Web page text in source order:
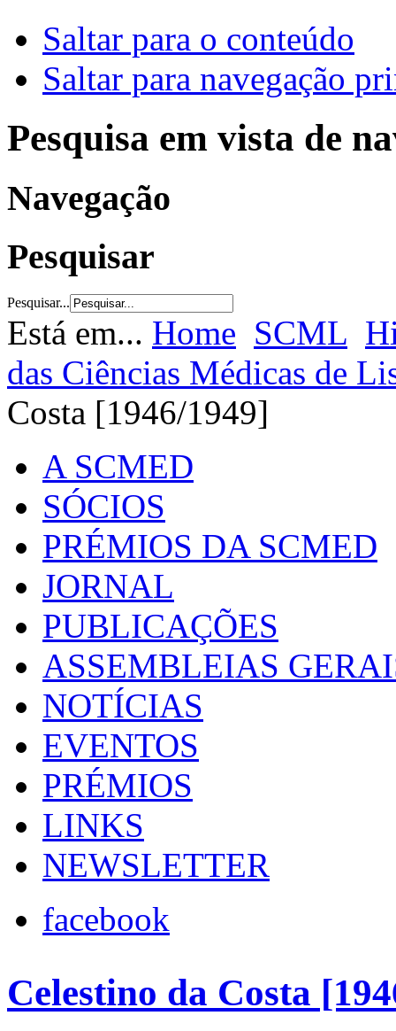
Saltar para o conteúdo
Saltar para navegação
Pesquisa em vista de
Navegação
Pesquisar
Pesquisar...
Está em... Home SCML
das Ciências Médicas de
Costa [1946/1949]
A SCMED
SÓCIOS
PRÉMIOS DA SCMED
JORNAL
PUBLICAÇÕES
ASSEMBLEIAS
NOTÍCIAS
EVENTOS
PRÉMIOS
LINKS
NEWSLETTER
facebook
Celestino da Costa